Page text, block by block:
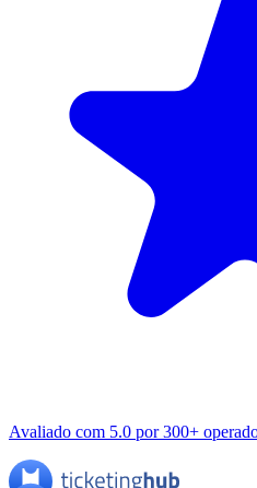
Avaliado com 5.0 por 300+